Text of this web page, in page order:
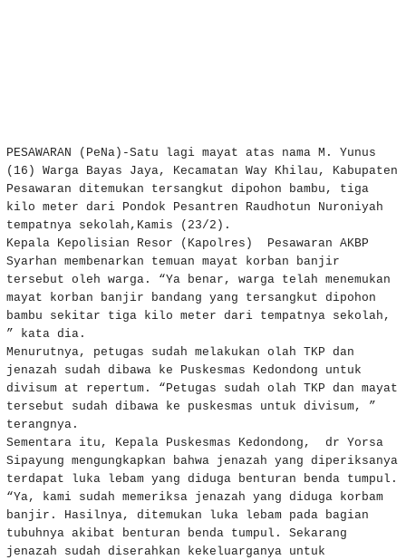
PESAWARAN (PeNa)-Satu lagi mayat atas nama M. Yunus
(16) Warga Bayas Jaya, Kecamatan Way Khilau, Kabupaten
Pesawaran ditemukan tersangkut dipohon bambu, tiga
kilo meter dari Pondok Pesantren Raudhotun Nuroniyah
tempatnya sekolah,Kamis (23/2).
Kepala Kepolisian Resor (Kapolres) Pesawaran AKBP
Syarhan membenarkan temuan mayat korban banjir
tersebut oleh warga. “Ya benar, warga telah menemukan
mayat korban banjir bandang yang tersangkut dipohon
bambu sekitar tiga kilo meter dari tempatnya sekolah,
” kata dia.
Menurutnya, petugas sudah melakukan olah TKP dan
jenazah sudah dibawa ke Puskesmas Kedondong untuk
divisum at repertum. “Petugas sudah olah TKP dan mayat
tersebut sudah dibawa ke puskesmas untuk divisum, ”
terangnya.
Sementara itu, Kepala Puskesmas Kedondong, dr Yorsa
Sipayung mengungkapkan bahwa jenazah yang diperiksanya
terdapat luka lebam yang diduga benturan benda tumpul.
“Ya, kami sudah memeriksa jenazah yang diduga korbam
banjir. Hasilnya, ditemukan luka lebam pada bagian
tubuhnya akibat benturan benda tumpul. Sekarang
jenazah sudah diserahkan kekeluarganya untuk